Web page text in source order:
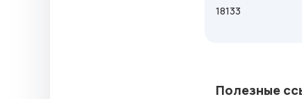
18133
Полезные